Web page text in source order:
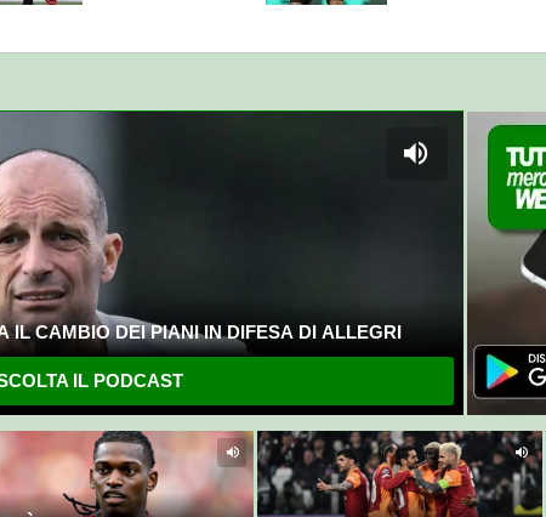
IL CAMBIO DEI PIANI IN DIFESA DI ALLEGRI
IL PODCAST